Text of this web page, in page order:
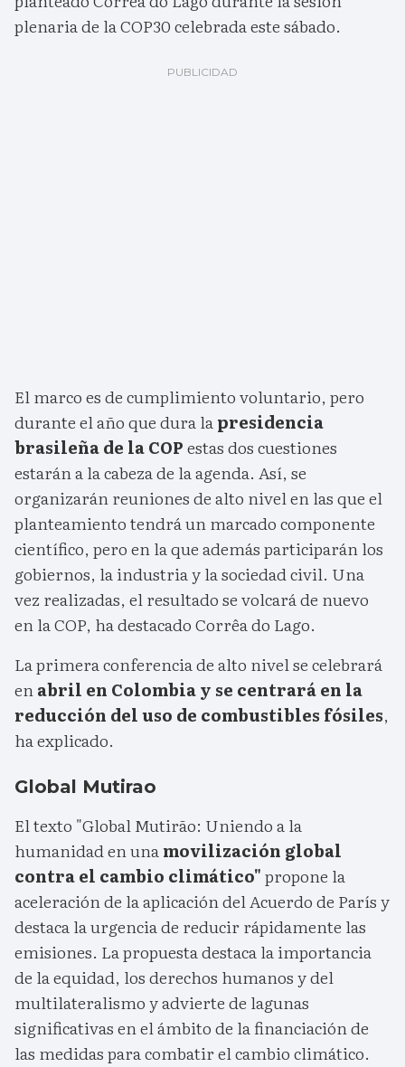
plenaria de la COP30 celebrada este sábado.
El marco es de cumplimiento voluntario, pero
durante el año que dura lapresidencia
brasileña de la COPestas dos cuestiones
estarán a la cabeza de la agenda. Así, se
organizarán reuniones de alto nivel en las que el
planteamiento tendrá un marcado componente
científico, pero en la que además participarán los
gobiernos, la industria y la sociedad civil. Una
vez realizadas, el resultado se volcará de nuevo
en la COP, ha destacado Corrêa do Lago.
La primera conferencia de alto nivel se celebrará
enabril en Colombia y se centrará en la
reducción del uso de combustibles fósiles,
ha explicado.
Global Mutirao
El texto "Global Mutirão: Uniendo a la
humanidad en unamovilización global
contra el cambio climático"propone la
aceleración de la aplicación del Acuerdo de París y
destaca la urgencia de reducir rápidamente las
emisiones. La propuesta destaca la importancia
de la equidad, los derechos humanos y del
multilateralismo y advierte de lagunas
significativas en el ámbito de la financiación de
las medidas para combatir el cambio climático.